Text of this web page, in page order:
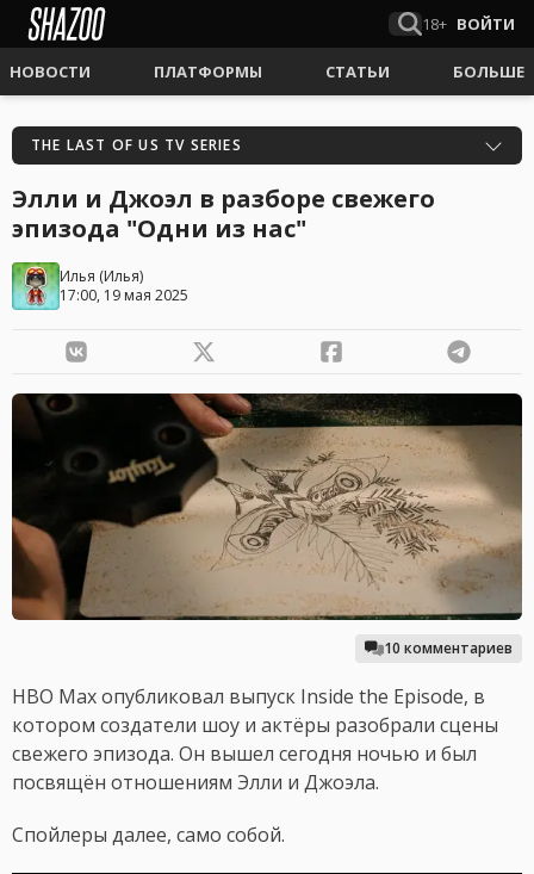
18+ ВОЙТИ
НОВОСТИ ПЛАТФОРМЫ СТАТЬИ БОЛЬШЕ
THE LAST OF US TV SERIES
Элли и Джоэл в разборе свежего
эпизода "Одни из нас"
Илья (Илья)
17:00, 19 мая 2025
10 комментариев
HBO Max опубликовал выпуск Inside the Episode, в
котором создатели шоу и актёры разобрали сцены
свежего эпизода. Он вышел сегодня ночью и был
посвящён отношениям Элли и Джоэла.
Спойлеры далее, само собой.